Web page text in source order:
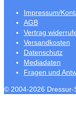
Impressum/
AGB
Vertrag
Versandkosten
Datenschutz
Mediadaten
Fragen und
© 2004-2026 Dressur-